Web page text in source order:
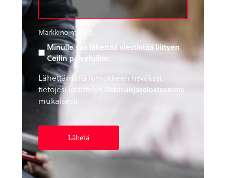
Markkinointilupa
Minulle saa lähettää viestintää liittyen
Ceilin palveluihin
Lähettämällä lomakkeen hyväksyt
tietojesi käsittelyn
tietosuojaselosteemme
mukaisesti.